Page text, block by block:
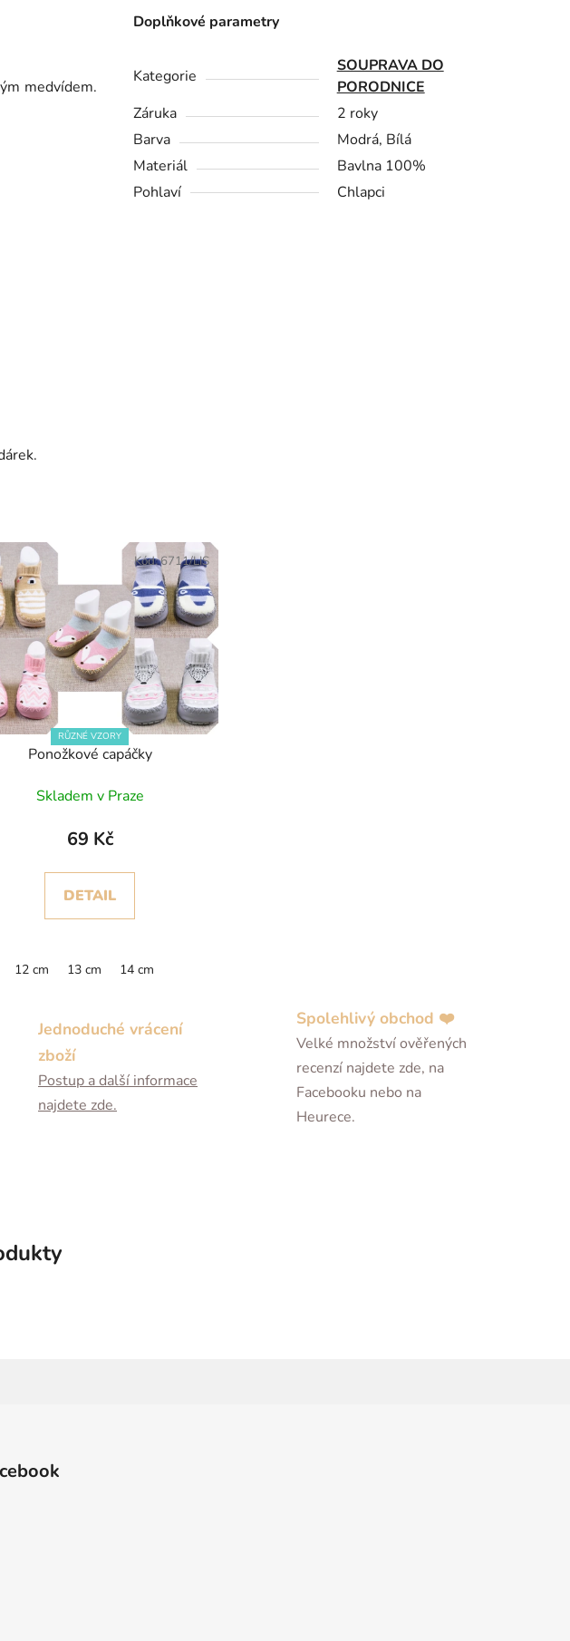
Jednoduché vrácení
zboží
Postup a další informace
najdete zde.
Spolehlivý obchod ❤️
Velké množství ověřených
recenzí najdete zde, na
Facebooku nebo na
Heurece.
medvídem.
Doplňkové parametry
Kategorie
SOUPRAVA DO
PORODNICE
Záruka
2 roky
Barva
Modrá, Bílá
Materiál
Bavlna 100%
Pohlaví
Chlapci
RŮZNÉ VZORY
Ponožkové capáčky
Skladem v Praze
69 Kč
DETAIL
12 cm 13 cm 14 cm
Kód:6711/LIS